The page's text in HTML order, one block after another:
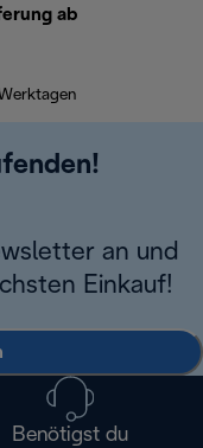
ab
an und
Einkauf!
Benötigst du